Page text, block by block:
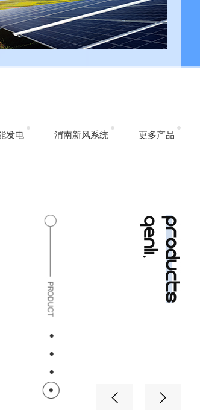
发电 渭南新风系统 更多产品